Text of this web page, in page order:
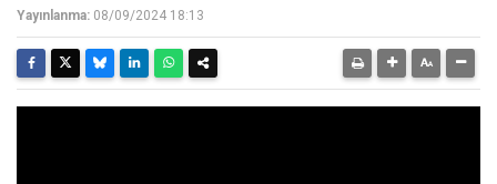
Yayınlanma: 08/09/2024 18:13